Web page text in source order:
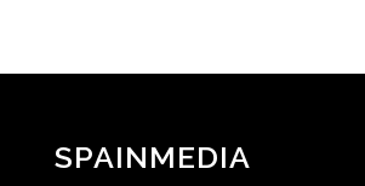
SPAINMEDIA